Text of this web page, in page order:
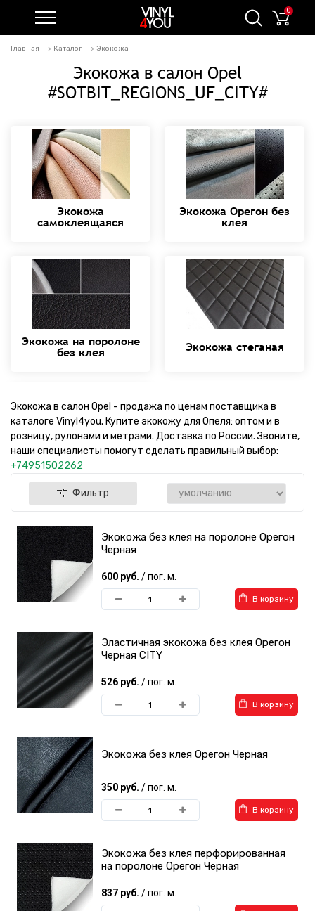
0
Главная Каталог Экокожа
Экокожа в салон Opel
#SOTBIT_REGIONS_UF_CITY#
Экокожа
самоклеящаяся
Экокожа Орегон без
клея
Экокожа на поролоне
без клея
Экокожа стеганая
Инструменты для
экокожи
Экокожа в салон Opel - продажа по ценам поставщика в
каталоге Vinyl4you. Купите экокожу для Опеля: оптом и в
розницу, рулонами и метрами. Доставка по России. Звоните,
наши специалисты помогут сделать правильный выбор:
+74951502262
Фильтр
Экокожа без клея на поролоне Орегон
Черная
600 руб. / пог. м.
В корзину
Эластичная экокожа без клея Орегон
Черная CITY
526 руб. / пог. м.
В корзину
Экокожа без клея Орегон Черная
350 руб. / пог. м.
В корзину
Экокожа без клея перфорированная
на поролоне Орегон Черная
837 руб. / пог. м.